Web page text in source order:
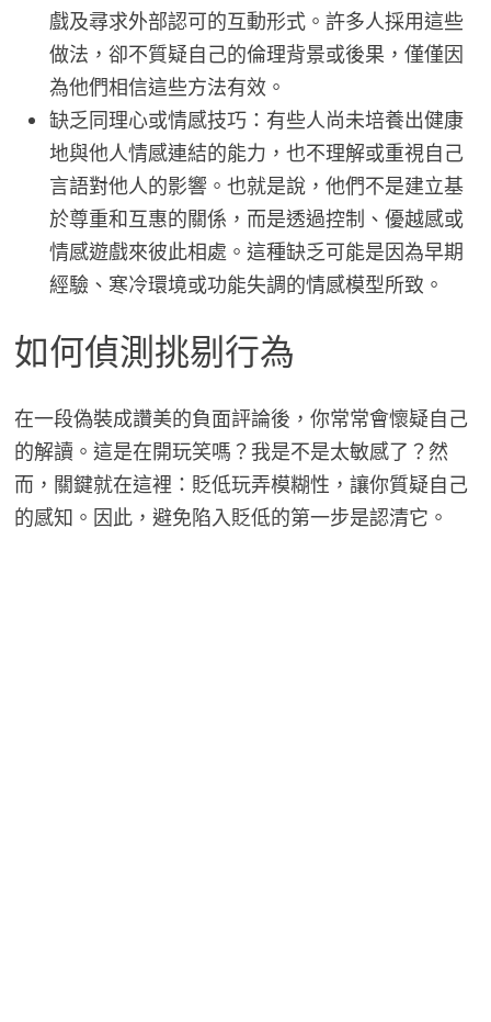
戲及尋求外部認可的互動形式。許多人採用這些
做法，卻不質疑自己的倫理背景或後果，僅僅因
為他們相信這些方法有效。
缺乏同理心或情感技巧：有些人尚未培養出健康
地與他人情感連結的能力，也不理解或重視自己
言語對他人的影響。也就是說，他們不是建立基
於尊重和互惠的關係，而是透過控制、優越感或
情感遊戲來彼此相處。這種缺乏可能是因為早期
經驗、寒冷環境或功能失調的情感模型所致。
如何偵測挑剔行為
在一段偽裝成讚美的負面評論後，你常常會懷疑自己
的解讀。這是在開玩笑嗎？我是不是太敏感了？然
而，關鍵就在這裡：貶低玩弄模糊性，讓你質疑自己
的感知。因此，避免陷入貶低的第一步是認清它。